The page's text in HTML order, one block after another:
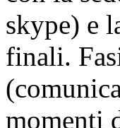
skype) e
finali.
momenti